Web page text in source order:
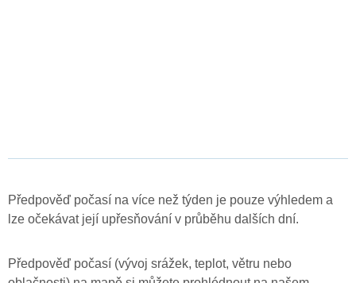
Předpověď počasí na více než týden je pouze výhledem a
lze očekávat její upřesňování v průběhu dalších dní.
Předpověď počasí (vývoj srážek, teplot, větru nebo